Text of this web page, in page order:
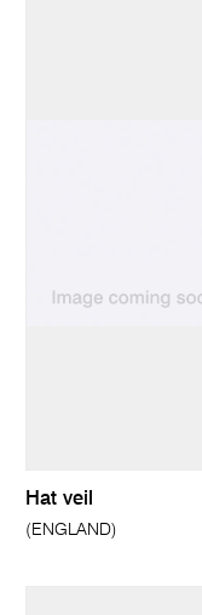
Hat veil
(ENGLAND)